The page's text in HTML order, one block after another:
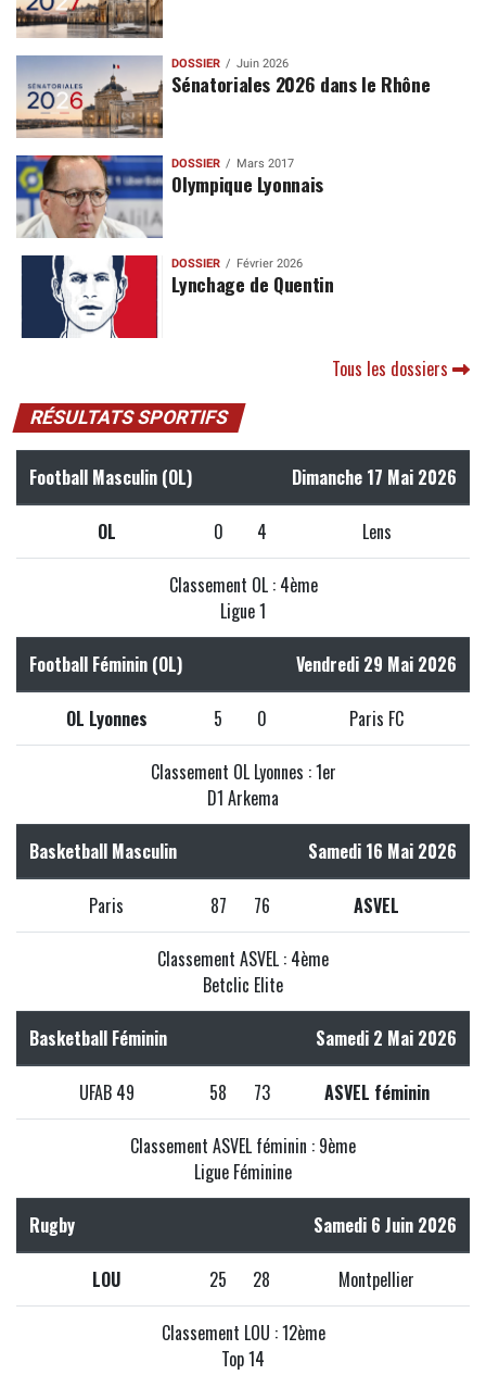
DOSSIER Juin 2026
Sénatoriales 2026 dans le Rhône
DOSSIER Mars 2017
Olympique Lyonnais
DOSSIER Février 2026
Lynchage de Quentin
Tous les dossiers
RÉSULTATS SPORTIFS
Football Masculin (OL) Dimanche 17 Mai 2026
OL 0 4 Lens
Classement OL : 4ème
Ligue 1
Football Féminin (OL) Vendredi 29 Mai 2026
OL Lyonnes 5 0 Paris FC
Classement OL Lyonnes : 1er
D1 Arkema
Basketball Masculin Samedi 16 Mai 2026
Paris 87 76 ASVEL
Classement ASVEL : 4ème
Betclic Elite
Basketball Féminin Samedi 2 Mai 2026
UFAB 49 58 73 ASVEL féminin
Classement ASVEL féminin : 9ème
Ligue Féminine
Rugby Samedi 6 Juin 2026
LOU 25 28 Montpellier
Classement LOU : 12ème
Top 14